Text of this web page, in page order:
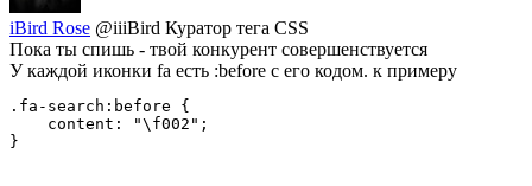
iBird Rose @iiiBird Куратор тега CSS
Пока ты спишь - твой конкурент совершенствуется
У каждой иконки fa есть :before с его кодом. к примеру
.fa-search:before {
    content: "\f002";
}